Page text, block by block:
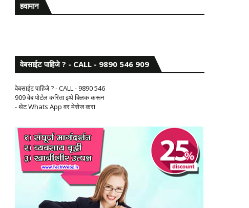
हवामान
वेबसाईट पाहिजे ? - CALL - 9890 546 909
वेबसाईट पाहिजे ? - CALL - 9890 546
909 वेब पोर्टल करिता इथे क्लिक करून
- थेट Whats App वर मेसेज करा